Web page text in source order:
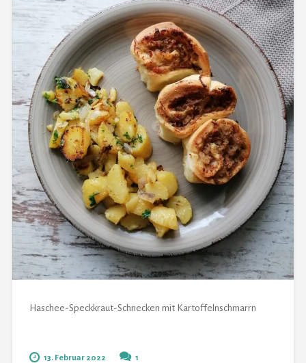
Haschee-Speckkraut-Schnecken mit Kartoffelnschmarrn
13. Februar 2022 1